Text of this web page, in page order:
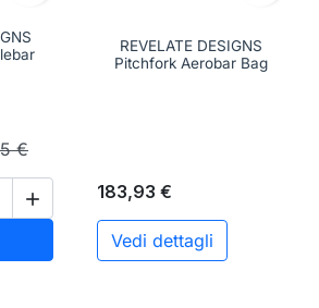
€

al carrello
REVELATE DESIGNS
Pitchfork Aerobar Bag
183,93 €
Vedi dettagli